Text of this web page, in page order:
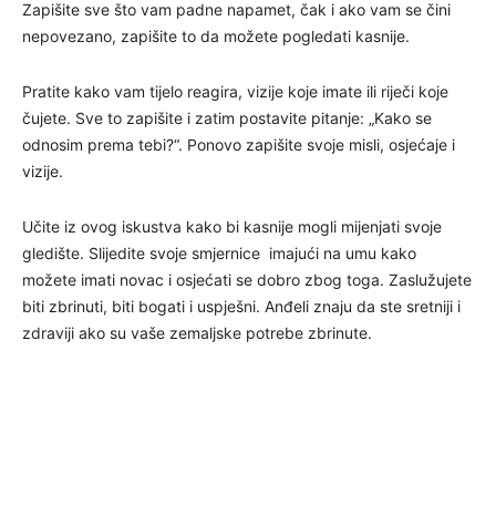
Zapišite sve što vam padne napamet, čak i ako vam se čini
nepovezano, zapišite to da možete pogledati kasnije.
Pratite kako vam tijelo reagira, vizije koje imate ili riječi koje
čujete. Sve to zapišite i zatim postavite pitanje: „Kako se
odnosim prema tebi?“. Ponovo zapišite svoje misli, osjećaje i
vizije.
Učite iz ovog iskustva kako bi kasnije mogli mijenjati svoje
gledište. Slijedite svoje smjernice imajući na umu kako
možete imati novac i osjećati se dobro zbog toga. Zaslužujete
biti zbrinuti, biti bogati i uspješni. Anđeli znaju da ste sretniji i
zdraviji ako su vaše zemaljske potrebe zbrinute.